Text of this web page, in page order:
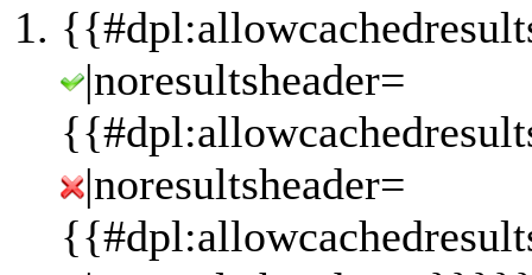
|noresultsheader=
|noresultsheader=